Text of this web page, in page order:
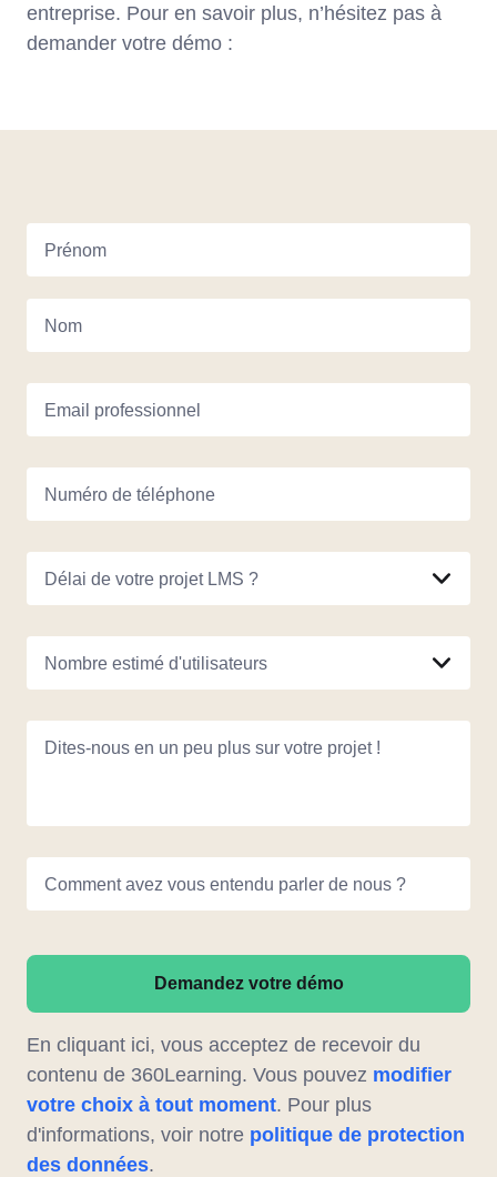
entreprise. Pour en savoir plus, n’hésitez pas à
demander votre démo :
Prénom
Nom
Email professionnel
Numéro de téléphone
Délai de votre projet LMS ?
Nombre estimé d'utilisateurs
Dites-nous en un peu plus sur votre projet !
Comment avez vous entendu parler de nous ?
Demandez votre démo
En cliquant ici, vous acceptez de recevoir du
contenu de 360Learning. Vous pouvez modifier
votre choix à tout moment. Pour plus
d'informations, voir notre politique de protection
des données.